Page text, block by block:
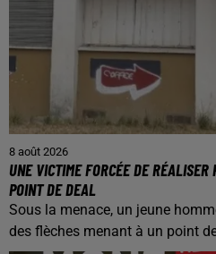
8 août 2026
UNE VICTIME FORCÉE DE
POINT DE DEAL
Sous la menace, un jeune
des flèches menant à un point